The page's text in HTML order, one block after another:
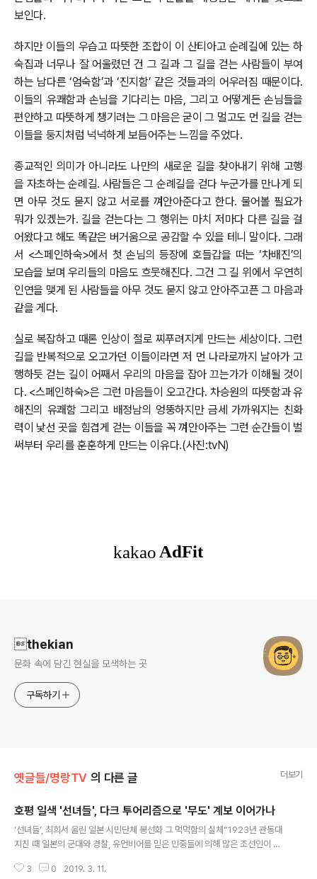
보인다.
하지만 이들의 우습고 따뜻한 조합이 이 산티아고 순례길에 있는 하
숙집과 너무나 잘 어울렸던 건 그 길과 그 길을 걷는 사람들이 부여
하는 남다른 ‘엄숙함’과 ‘진지함’ 같은 것들과의 어우러짐 때문이다.
이들의 유쾌함과 손님을 기다리는 마음, 그리고 어떻게든 손님들을
편안하고 따뜻하게 챙기려는 그 마음은 굳이 그 멀고도 먼 길을 걷는
이들을 둥지처럼 넉넉하게 보듬어주는 느낌을 주었다.
종교적인 의미가 아니라도 나만의 새로운 길을 찾아내기 위해 고행
을 자초하는 순례길. 사람들은 그 순례길을 걷다 누군가를 만나게 되
면 아무 것도 묻지 않고 서로를 껴안아준다고 한다. 물어볼 필요가
뭐가 있겠는가. 길을 걷는다는 그 행위는 마치 저마다 다른 길을 걸
어왔다고 해도 똑같은 버거움으로 공감할 수 있을 테니 말이다. 그래
서 <스페인하숙>에서 첫 손님의 등장에 호들갑을 떠는 ‘차배진’의
모습을 보며 우리들의 마음도 흐뭇해진다. 그건 그 길 위에서 우연히
인연을 맺게 된 사람들을 아무 것도 묻지 않고 안아주고픈 그 마음과
같을 게다.
실로 복잡하고 때론 인상이 절로 찌푸려지게 만드는 세상이다. 그런
길을 반복적으로 오고가던 이들이라면 저 먼 나라로까지 날아가 고
행하듯 걷는 길이 어째서 우리의 마음을 잡아 끄는가가 이해될 것이
다. <스페인하숙>은 그런 마음들이 오고간다. 차승원의 따뜻함과 유
해진의 유쾌함 그리고 배정남의 엉뚱하지만 금세 가까워지는 친화
력이 낯선 곳을 힘겹게 걷는 이들을 꼭 껴안아주는 그런 순간들이 벌
써부터 우리를 훈훈하게 만드는 이유다.(사진:tvN)
thekian
문화 속에 담긴 현실을 모색하는 곳
구독하기
옛글들/명랑TV 의 다른 글 더보기
호평 일색 '선녀들', 다크 투어리즘으로 '무도' 계보 이어가나
‘선녀들’, 최희서 울린 일본 시민단체 봉선화 그 먹먹함의 실체“1923년 관동대
지진 때 일본의 군대와 경찰, 유언비어를 믿은 민중들에 의해 많은 조선인이 살
민족의 화해를 염원하며 이 비를 건립한다.” 어느 조용한 주택가에서 찾은 추도
3 0 2019. 3. 11.